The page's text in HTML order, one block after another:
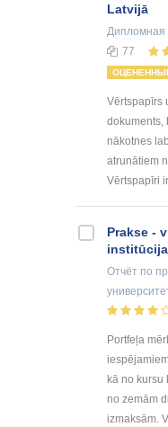
Latvijā
Дипломная
77
Vērtspapīrs
dokuments,
nākotnes
atrunātiem
Vērtspapīri
Prakse -
Отчёт по
Portfeļa
kā no kursu
no zemām
izmaksām.